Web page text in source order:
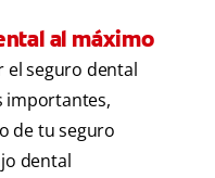
al máximo
el seguro dental
importantes,
de tu seguro
dental